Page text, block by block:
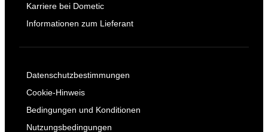
Karriere bei Dometic
Informationen zum Lieferant
Datenschutzbestimmungen
Cookie-Hinweis
Bedingungen und Konditionen
Nutzungsbedingungen